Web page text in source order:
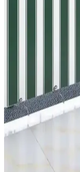
sandalye takımı,
çıkıyor. Ancak,
yorumlarında öne
Serin Home
Perde: Modern
Serin Home
fonksiyonelliği bir
kumaşıyla iç ve dış
Retodesign 3'lü
Modern ve
dayanıklı yapısıyla iç
boyutlarıyla çok yönlü